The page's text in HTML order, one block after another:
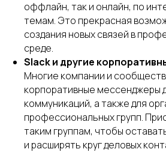
оффлайн, так и онлайн, по
темам. Это прекрасная
создания новых связей в
среде.
Slack и другие
Многие компании и
корпоративные мессенджеры
коммуникаций, а также для
профессиональных групп.
таким группам, чтобы
и расширять круг деловых